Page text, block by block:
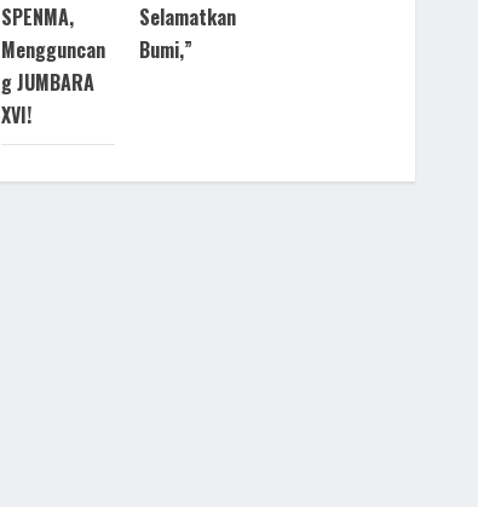
SPENMA,
Mengguncan
g JUMBARA
XVI!
Selamatkan
Bumi,”